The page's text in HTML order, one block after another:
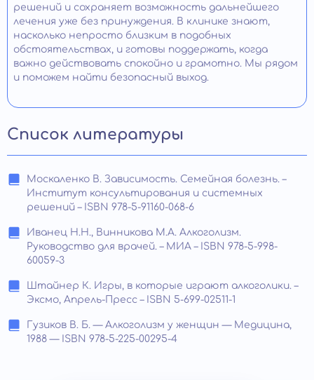
решений и сохраняет возможность дальнейшего
лечения уже без принуждения. В клинике знают,
насколько непросто близким в подобных
обстоятельствах, и готовы поддержать, когда
важно действовать спокойно и грамотно. Мы рядом
и поможем найти безопасный выход.
Список литературы
Москаленко В. Зависимость. Семейная болезнь. –
Институт консультирования и системных
решений – ISBN 978-5-91160-068-6
Иванец Н.Н., Винникова М.А. Алкоголизм.
Руководство для врачей. – МИА – ISBN 978-5-998-
60059-3
Штайнер К. Игры, в которые играют алкоголики. –
Эксмо, Апрель-Пресс – ISBN 5-699-02511-1
Гузиков В. Б. — Алкоголизм у женщин — Медицина,
1988 — ISBN 978-5-225-00295-4